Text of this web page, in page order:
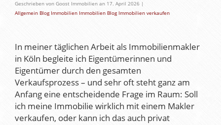
Geschrieben von Goost Immobilien an 17. April 2026 |
Allgemein Blog Immobilien Immobilien Blog Immobilien verkaufen
In meiner täglichen Arbeit als Immobilienmakler
in Köln begleite ich Eigentümerinnen und
Eigentümer durch den gesamten
Verkaufsprozess – und sehr oft steht ganz am
Anfang eine entscheidende Frage im Raum: Soll
ich meine Immobilie wirklich mit einem Makler
verkaufen, oder kann ich das auch privat